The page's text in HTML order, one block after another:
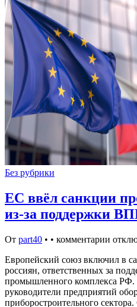
Без рубрики
ЕС ввёл санкции
из-за поддержки
От part40 • • комментарии
Европейский союз включил в
россиян, ответственных за
промышленного комплекса РФ.
руководители предприятий
приборостроительного